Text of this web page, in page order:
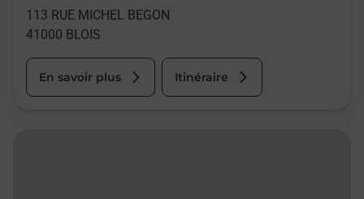
113 RUE MICHEL BEGON
41000 BLOIS
En savoir plus Itinéraire